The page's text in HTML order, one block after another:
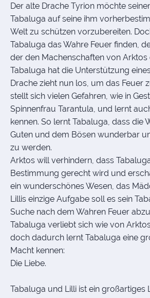
Der alte Drache Tyrion möchte
Tabaluga auf seine ihm
Welt zu schützen vorzubereiten.
Tabaluga das Wahre Feuer finden,
der den Machenschaften von Arktos
Tabaluga hat die Unterstützung
Drache zieht nun los, um das Feuer
stellt sich vielen Gefahren, wie in
Spinnenfrau Tarantula, und lernt
kennen. So lernt Tabaluga, dass die
Guten und dem Bösen wunderbar
zu werden.
Arktos will verhindern, dass
Bestimmung gerecht wird und
ein wunderschönes Wesen, das
Lillis einzige Aufgabe soll es sein
Suche nach dem Wahren Feuer
Tabaluga verliebt sich wie von
doch dadurch lernt Tabaluga eine
Macht kennen:
Die Liebe.
Tabaluga und Lilli ist ein großartiges